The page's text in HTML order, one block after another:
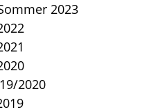
2023
2020